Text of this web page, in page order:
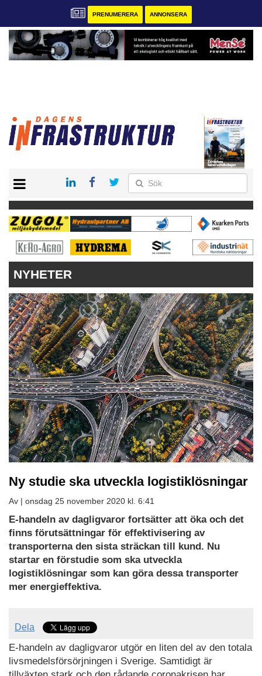
PRENUMERERA ANNONSERA
KONTAKT
VÅRA ANDRA MAGASIN
PRENUMERERA
ANNONSERA
NYHETER
Ny studie ska utveckla logistiklösningar
Av | onsdag 25 november 2020 kl. 6:41
E-handeln av dagligvaror fortsätter att öka och det
finns förutsättningar för effektivisering av
transporterna den sista sträckan till kund. Nu
startar en förstudie som ska utveckla
logistiklösningar som kan göra dessa transporter
mer energieffektiva.
Dela
E-handeln av dagligvaror utgör en liten del av den totala
livsmedelsförsörjningen i Sverige. Samtidigt är